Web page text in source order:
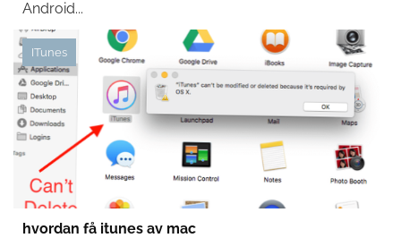
Android...
ITunes
hvordan få itunes av mac